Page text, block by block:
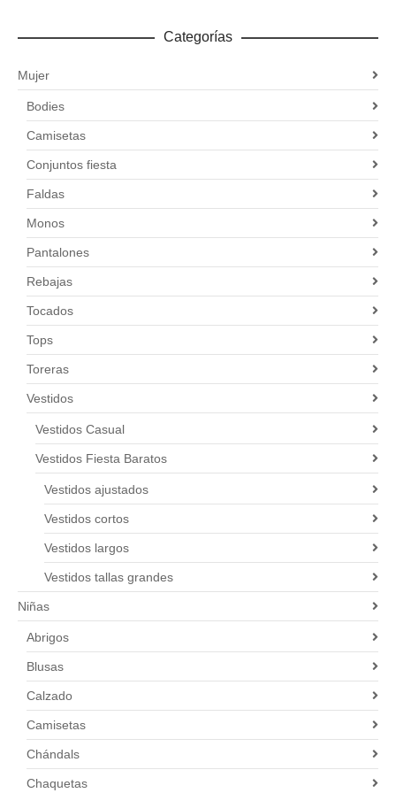
Categorías
Mujer
Bodies
Camisetas
Conjuntos fiesta
Faldas
Monos
Pantalones
Rebajas
Tocados
Tops
Toreras
Vestidos
Vestidos Casual
Vestidos Fiesta Baratos
Vestidos ajustados
Vestidos cortos
Vestidos largos
Vestidos tallas grandes
Niñas
Abrigos
Blusas
Calzado
Camisetas
Chándals
Chaquetas